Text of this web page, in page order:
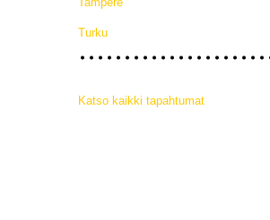
Turku
Katso kaikki tapahtumat